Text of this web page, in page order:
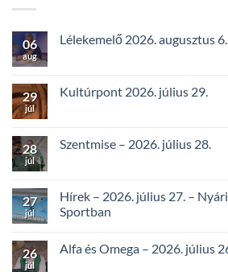
06
aug
Lélekemelő 2026. augusztus 6.
29
júl
Kultúrpont 2026. július 29.
28
júl
Szentmise – 2026. július 28.
27
júl
Hírek – 2026. július 27. –
Sportban
26
júl
Alfa és Omega – 2026. július